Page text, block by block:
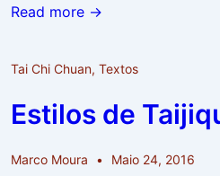
Chi
–
para
a
Read more →
Tai Chi Chuan, Textos
Estilos de
Marco Moura Maio 24, 2016